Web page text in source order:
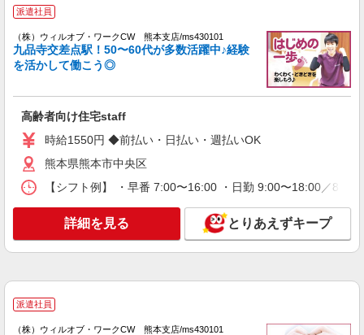
護福祉士：時給1,400円〜 ※経験者は3ヶ月以上 ※
給与幅は経験・能力による ★週払いOK（規定あ
り）
熊本県熊本市中央区 【最寄駅】熊本市電A系統
「祗園橋」駅 ★マイカー・バイク通勤もOK！
（規定あり） ★勤務地は3000ヶ所以上★ 自宅か
ら通いやすいエリアなど、お好きな勤務地をお選
詳細を見る
派遣社員
株式会社kotrio /●KM-H-2009603
サポート＆送迎STAFF
時給1450円〜2062円 ＜日払い有/週払い有/交
水前寺駅周辺 ≪車通勤OK≫
アルバイト
日研トータルソーシング株式会社 メディカルケア事業部/熊本オフィ
ス
派遣社員
（株）ウィルオブ・ワークCW 熊本支店/ms430101
九品寺交差点駅！50〜60代が多数活躍中♪経験
を活かして働こう◎
高齢者向け住宅staff
時給1550円 ◆前払い・日払い・週払いOK
熊本県熊本市中央区
【シフト例】 ・早番 7:00〜16:00 ・日勤 9:00〜18:00／
詳細を見る とりあえずキープ
派遣社員
（株）ウィルオブ・ワークCW 熊本支店/ms430101